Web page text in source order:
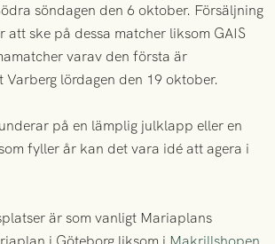
söndagen den 6 oktober. Försäljning
att ske på dessa matcher liksom GAIS
varav den första är
Varberg lördagen den 19 oktober.
på en lämplig julklapp eller en
fyller år kan det vara idé att agera i
är som vanligt Mariaplans